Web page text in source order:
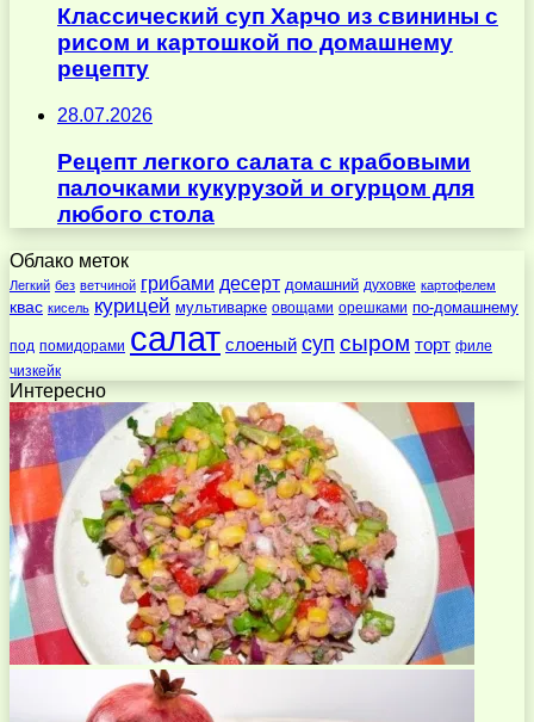
Классический суп Харчо из свинины с
рисом и картошкой по домашнему
рецепту
28.07.2026
Рецепт легкого салата с крабовыми
палочками кукурузой и огурцом для
любого стола
Облако меток
Легкий без ветчиной грибами десерт домашний духовке картофелем
квас кисель курицей мультиварке овощами орешками по-домашнему
под помидорами салат слоеный суп сыром торт филе
чизкейк
Интересно